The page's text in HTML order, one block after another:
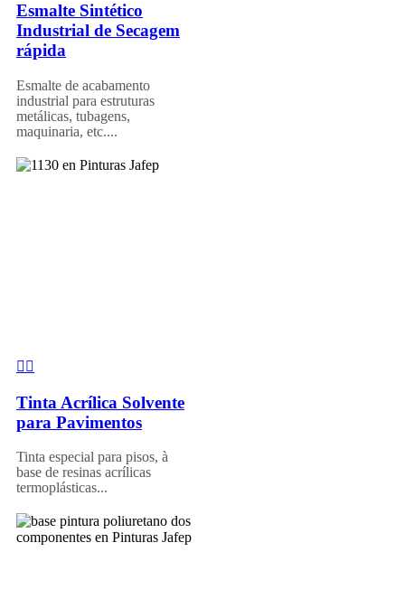
Esmalte Sintético
Industrial de Secagem
rápida
Esmalte de acabamento
industrial para estruturas
metálicas, tubagens,
maquinaria, etc....
Tinta Acrílica Solvente
para Pavimentos
Tinta especial para pisos, à
base de resinas acrílicas
termoplásticas...